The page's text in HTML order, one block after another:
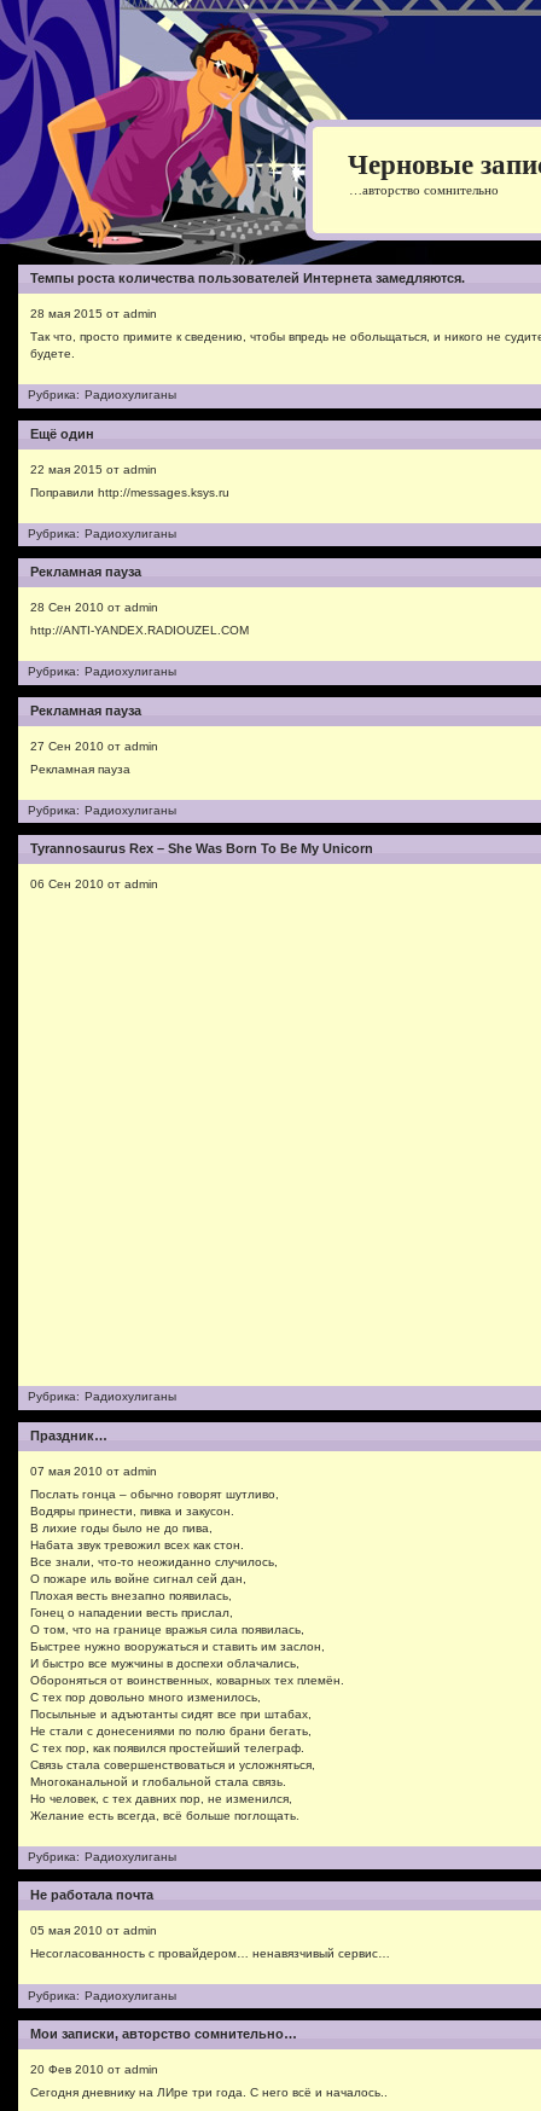
Черновые
…авторство сомнительно
Темпы роста количества пользователей Интернета замедляются.
28 мая 2015 от admin
Так что, просто примите к сведению, чтобы впредь не обольщаться, и никого не
будете.
Рубрика: Радиохулиганы
Ещё один
22 мая 2015 от admin
Поправили http://messages.ksys.ru
Рубрика: Радиохулиганы
Рекламная пауза
28 Сен 2010 от admin
http://ANTI-YANDEX.RADIOUZEL.COM
Рубрика: Радиохулиганы
Рекламная пауза
27 Сен 2010 от admin
Рекламная пауза
Рубрика: Радиохулиганы
Tyrannosaurus Rex – She Was Born To Be My Unicorn
06 Сен 2010 от admin
Рубрика: Радиохулиганы
Праздник…
07 мая 2010 от admin
Послать гонца – обычно говорят шутливо,
Водяры принести, пивка и закусон.
В лихие годы было не до пива,
Набата звук тревожил всех как стон.
Все знали, что-то неожиданно случилось,
О пожаре иль войне сигнал сей дан,
Плохая весть внезапно появилась,
Гонец о нападении весть прислал,
О том, что на границе вражья сила появилась,
Быстрее нужно вооружаться и ставить им заслон,
И быстро все мужчины в доспехи облачались,
Обороняться от воинственных, коварных тех племён.
С тех пор довольно много изменилось,
Посыльные и адъютанты сидят все при штабах,
Не стали с донесениями по полю брани бегать,
С тех пор, как появился простейший телеграф.
Связь стала совершенствоваться и усложняться,
Многоканальной и глобальной стала связь.
Но человек, с тех давних пор, не изменился,
Желание есть всегда, всё больше поглощать.
Рубрика: Радиохулиганы
Не работала почта
05 мая 2010 от admin
Несогласованность с провайдером… ненавязчивый сервис…
Рубрика: Радиохулиганы
Мои записки, авторство сомнительно…
20 Фев 2010 от admin
Сегодня дневнику на ЛИре три года. С него всё и началось..